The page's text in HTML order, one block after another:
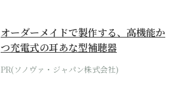
オーダーメイドで製作する、高機能か
つ充電式の耳あな型補聴器
PR(ソノヴァ・ジャパン株式会社)